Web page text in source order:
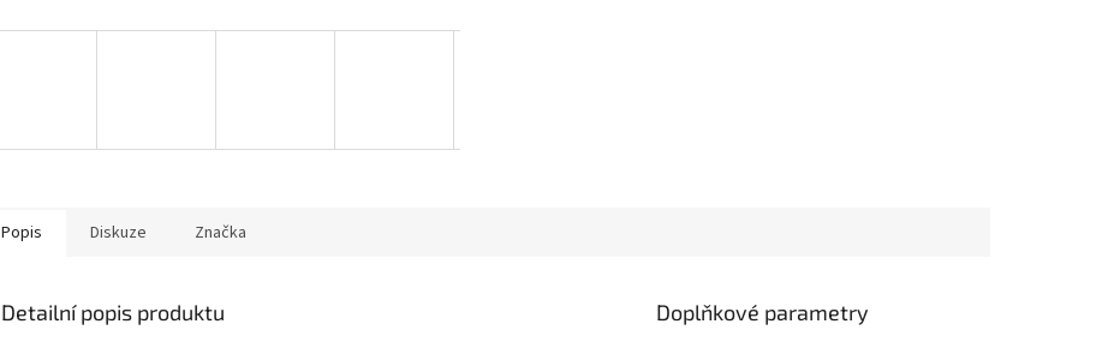
Popis Diskuze Značka
Detailní popis produktu Doplňkové parametry